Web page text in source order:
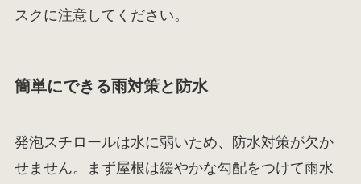
スクに注意してください。
簡単にできる雨対策と防水
発泡スチロールは水に弱いため、防水対策が欠か
せません。まず屋根は緩やかな勾配をつけて雨水